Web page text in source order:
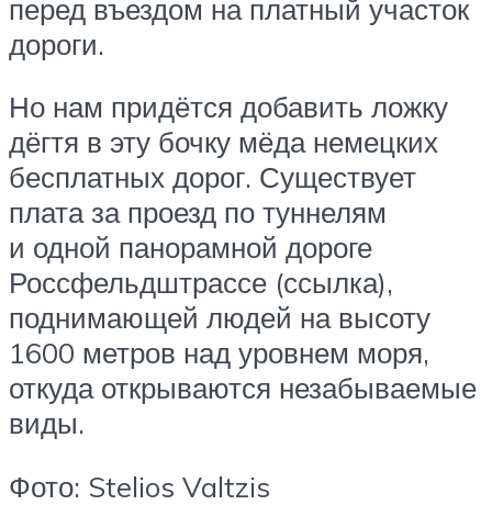
перед въездом на платный участок
дороги.
Но нам придётся добавить ложку
дёгтя в эту бочку мёда немецких
бесплатных дорог. Существует
плата за проезд по туннелям
и одной панорамной дороге
Россфельдштрассе (ссылка),
поднимающей людей на высоту
1600 метров над уровнем моря,
откуда открываются незабываемые
виды.
Фото: Stelios Valtzis